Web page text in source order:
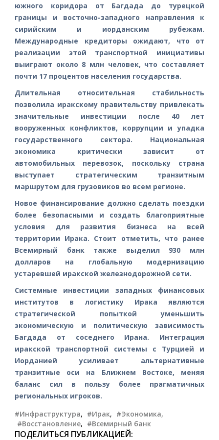
южного коридора от Багдада до турецкой
границы и восточно-западного направления к
сирийским и иорданским рубежам.
Международные кредиторы ожидают, что от
реализации этой транспортной инициативы
выиграют около 8 млн человек, что составляет
почти 17 процентов населения государства.
Длительная относительная стабильность
позволила иракскому правительству привлекать
значительные инвестиции после 40 лет
вооруженных конфликтов, коррупции и упадка
государственного сектора. Национальная
экономика критически зависит от
автомобильных перевозок, поскольку страна
выступает стратегическим транзитным
маршрутом для грузовиков во всем регионе.
Новое финансирование должно сделать поездки
более безопасными и создать благоприятные
условия для развития бизнеса на всей
территории Ирака. Стоит отметить, что ранее
Всемирный банк также выделил 930 млн
долларов на глобальную модернизацию
устаревшей иракской железнодорожной сети.
Системные инвестиции западных финансовых
институтов в логистику Ирака являются
стратегической попыткой уменьшить
экономическую и политическую зависимость
Багдада от соседнего Ирана. Интеграция
иракской транспортной системы с Турцией и
Иорданией усиливает альтернативные
транзитные оси на Ближнем Востоке, меняя
баланс сил в пользу более прагматичных
региональных игроков.
#Инфраструктура, #Ирак, #Экономика,
#Восстановление, #Всемирный банк
ПОДЕЛИТЬСЯ ПУБЛИКАЦИЕЙ: